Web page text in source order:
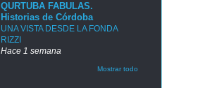
QURTUBA FABULAS.
Historias de Córdoba
UNA VISTA DESDE LA FONDA
RIZZI
Hace 1 semana
Mostrar todo